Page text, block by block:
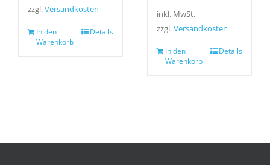
zzgl.Versandkosten
In den
Warenkorb
Details
inkl. MwSt.
zzgl.Versandkosten
In den
Warenkorb
Details